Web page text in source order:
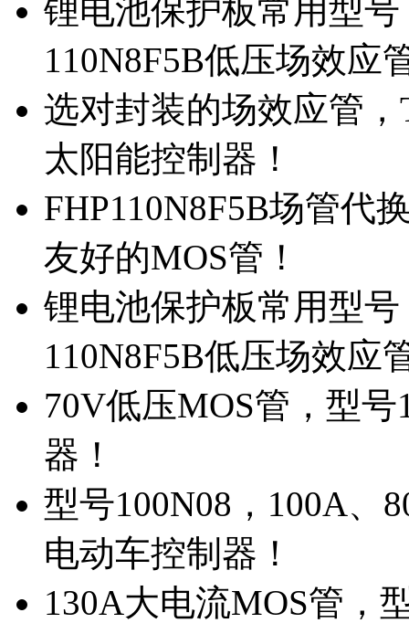
锂电池保护板常用型
110N8F5B低压场效应
选对封装的场效应管
太阳能控制器！
FHP110N8F5B场管代
友好的MOS管！
锂电池保护板常用型
110N8F5B低压场效应
70V低压MOS管，型
器！
型号100N08，100A、
电动车控制器！
130A大电流MOS管，